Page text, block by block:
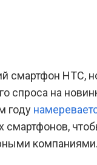
смартфон HTC,
спроса на
году
смартфонов,